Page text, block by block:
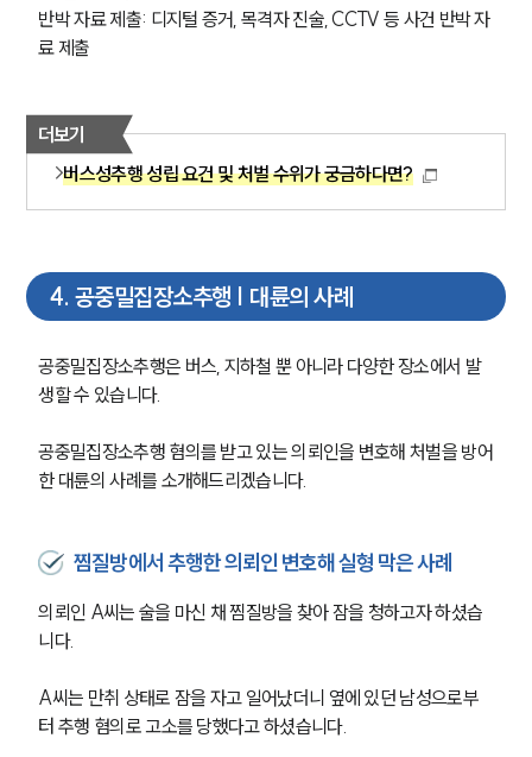
반박 자료 제출: 디지털 증거, 목격자 진술, CCTV 등 사건 반박 자
료 제출
더보기
버스성추행 성립 요건 및 처벌 수위가 궁금하다면?
4. 공중밀집장소추행 | 대륜의 사례
공중밀집장소추행은 버스, 지하철 뿐 아니라 다양한 장소에서 발
생할 수 있습니다.
공중밀집장소추행 혐의를 받고 있는 의뢰인을 변호해 처벌을 방어
한 대륜의 사례를 소개해드리겠습니다.
찜질방에서 추행한 의뢰인 변호해 실형 막은 사례
의뢰인 A씨는 술을 마신 채 찜질방을 찾아 잠을 청하고자 하셨습
니다.
A씨는 만취 상태로 잠을 자고 일어났더니 옆에 있던 남성으로부
터 추행 혐의로 고소를 당했다고 하셨습니다.